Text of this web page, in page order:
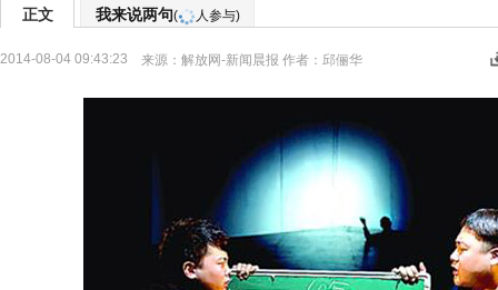
正文 我来说两句( 人参与)
2014-08-04 09:43:23 来源： 解放网-新闻晨报 作者：邱俪华